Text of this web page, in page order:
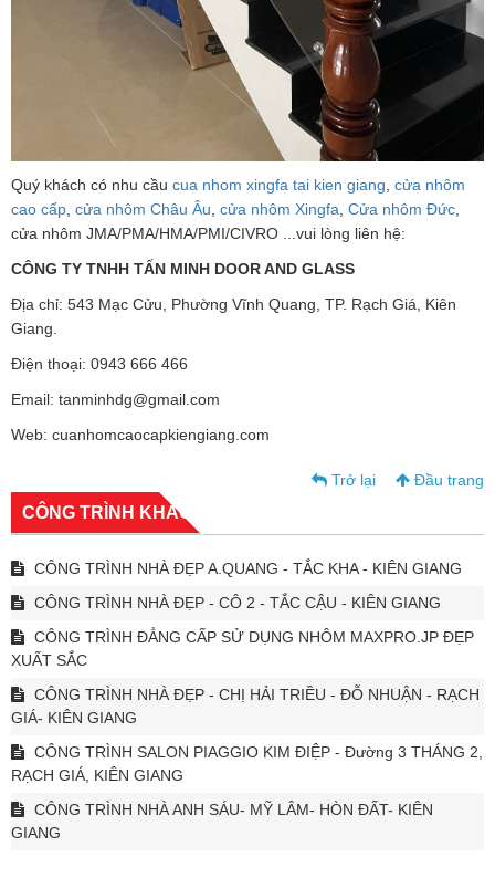
Quý khách có nhu cầu cua nhom xingfa tai kien giang cửa nhôm
cao cấp cửa nhôm Châu Âu cửa nhôm Xingfa Cửa nhôm Đức
cửa nhôm JMA/PMA/HMA/PMI/CIVRO ...vui lòng liên hệ:
CÔNG TY TNHH TẤN MINH DOOR AND GLASS
Địa chỉ: 543 Mạc Cửu, Phường Vĩnh Quang, TP. Rạch Giá, Kiên
Giang.
Điện thoại: 0943 666 466
Email: tanminhdg@gmail.com
Web: cuanhomcaocapkiengiang.com
Trở lại Đầu trang
CÔNG TRÌNH KHÁC
CÔNG TRÌNH NHÀ ĐẸP A.QUANG - TẮC KHA - KIÊN GIANG
CÔNG TRÌNH NHÀ ĐẸP - CÔ 2 - TẮC CẬU - KIÊN GIANG
CÔNG TRÌNH ĐẲNG CẤP SỬ DỤNG NHÔM MAXPRO.JP ĐẸP
XUẤT SẮC
CÔNG TRÌNH NHÀ ĐẸP - CHỊ HẢI TRIỀU - ĐỖ NHUẬN - RẠCH
GIÁ- KIÊN GIANG
CÔNG TRÌNH SALON PIAGGIO KIM ĐIỆP - Đường 3 THÁNG 2,
RẠCH GIÁ, KIÊN GIANG
CÔNG TRÌNH NHÀ ANH SÁU- MỸ LÂM- HÒN ĐẤT- KIÊN
GIANG